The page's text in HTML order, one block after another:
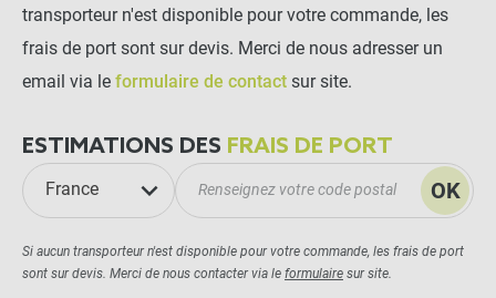
transporteur n'est disponible pour votre commande, les
frais de port sont sur devis. Merci de nous adresser un
email via le formulaire de contact sur site.
ESTIMATIONS DES FRAIS DE PORT
France OK
Si aucun transporteur n'est disponible pour votre commande, les frais de port
sont sur devis. Merci de nous contacter via le formulaire sur site.